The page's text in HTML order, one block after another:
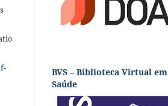
BVS – Biblioteca Virtual em
Saúde